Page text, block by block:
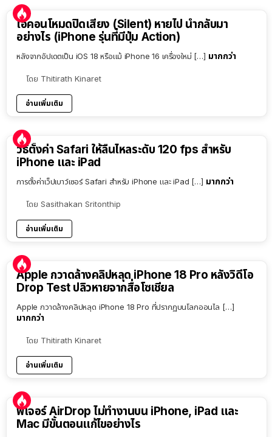
ไอคอนโหมดปิดเสียง (Silent) หายไป นำกลับมา
อย่างไร (iPhone รุ่นที่มีปุ่ม Action)
หลังจากอัปเดตเป็น iOS 18 หรือแม้ iPhone 16 เครื่องใหม่ […] มากกว่า
โดย Thitirath Kinaret
อ่านเพิ่มเติม
วิธีตั้งค่า Safari ให้ลื่นไหลระดับ 120 fps สำหรับ
iPhone และ iPad
การตั้งค่าเว็ปเบาว์เซอร์ Safari สำหรับ iPhone และ iPad […] มากกว่า
โดย Sasithakan Sritonthip
อ่านเพิ่มเติม
Apple กวาดล้างคลิปหลุด iPhone 18 Pro หลังวิดีโอ
Drop Test ปลิวหายจากสื่อโซเชียล
Apple กวาดล้างคลิปหลุด iPhone 18 Pro ที่ปรากฏบนโลกออนไล […]
มากกว่า
โดย Thitirath Kinaret
อ่านเพิ่มเติม
ฟีเจอร์ AirDrop ไม่ทำงานบน iPhone, iPad และ
Mac มีขั้นตอนแก้ไขอย่างไร